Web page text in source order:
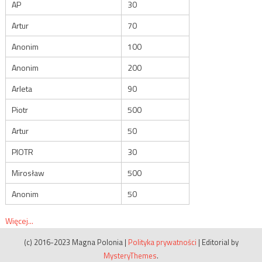
AP
30
Artur
70
Anonim
100
Anonim
200
Arleta
90
Piotr
500
Artur
50
PIOTR
30
Mirosław
500
Anonim
50
Więcej...
(c) 2016-2023 Magna Polonia | Polityka prywatności | Editorial by
MysteryThemes.